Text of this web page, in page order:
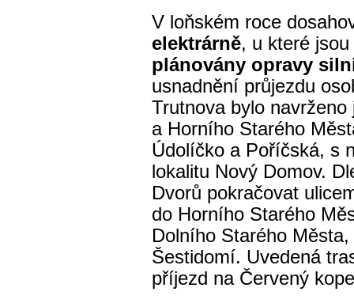
V loňském roce
elektrárně, u které
plánovány opravy
usnadnění průjezdu
Trutnova bylo
a Horního Starého
Údolíčko a Poříčská, s
lokalitu Nový Domov.
Dvorů pokračovat
do Horního Starého
Dolního Starého
Šestidomí. Uvedená
příjezd na Červený